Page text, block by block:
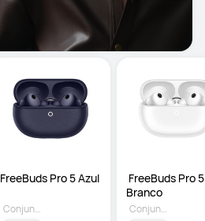
FreeBuds Pro 5 Azul
Conjunto Opcional
FreeBuds Pro 5
Branco
Conjunto Opcional